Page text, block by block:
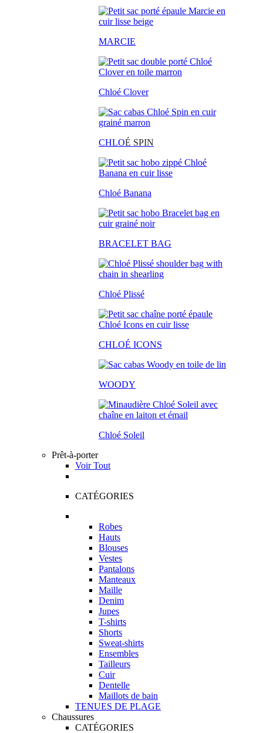
MARCIE
Chloé Clover
CHLOÉ SPIN
Chloé Banana
BRACELET BAG
Chloé Plissé
CHLOÉ ICONS
WOODY
Chloé Soleil
Prêt-à-porter
Voir Tout
CATÉGORIES
Robes
Hauts
Blouses
Vestes
Pantalons
Manteaux
Maille
Denim
Jupes
T-shirts
Shorts
Sweat-shirts
Ensembles
Tailleurs
Cuir
Dentelle
Maillots de bain
TENUES DE PLAGE
Chaussures
CATÉGORIES